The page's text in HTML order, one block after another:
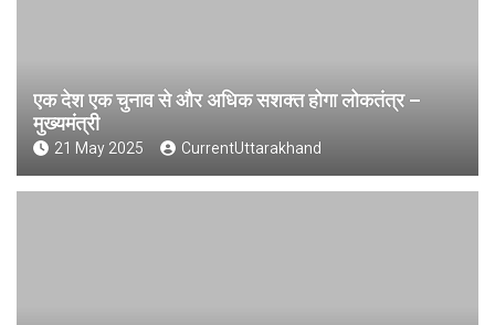
एक देश एक चुनाव से और अधिक सशक्त होगा लोकतंत्र –
मुख्यमंत्री
21 May 2025 CurrentUttarakhand